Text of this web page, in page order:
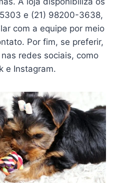
e (21) 98200-3638,
com a equipe por meio
Por fim, se preferir,
redes sociais, como
e Instagram.